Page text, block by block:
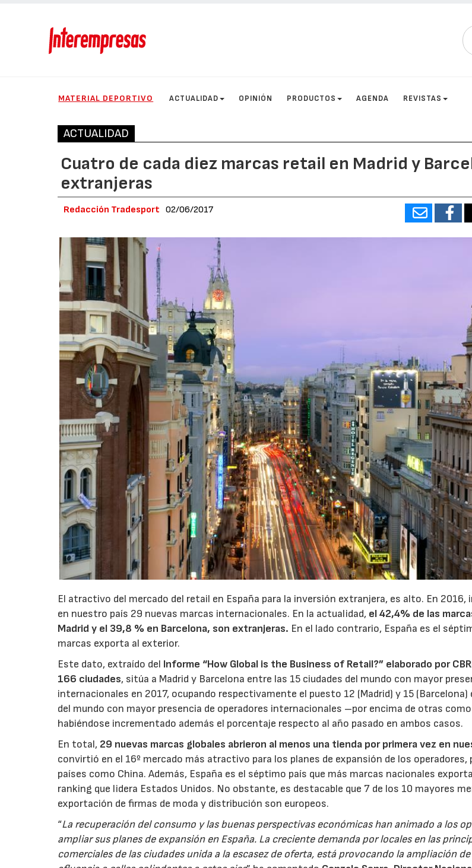
MATERIAL DEPORTIVO ACTUALIDAD OPINIÓN PRODUCTOS AGENDA REVISTAS
ACTUALIDAD
Cuatro de cada diez marcas retail en Madrid y
extranjeras
Redacción Tradesport 02/06/2017
El atractivo del mercado del retail en España para la inversión extranjera, es alto. En 2016,
en nuestro país 29 nuevas marcas internacionales. En la actualidad, el 42,4% de las
Madrid y el 39,8 % en Barcelona, son extranjeras. En el lado contrario, España es el
marcas exporta al exterior.
Este dato, extraído del Informe “How Global is the Business of Retail?” elaborado por
166 ciudades, sitúa a Madrid y Barcelona entre las 15 ciudades del mundo con mayor
internacionales en 2017, ocupando respectivamente el puesto 12 (Madrid) y 15 (Barcelona)
del mundo con mayor presencia de operadores internacionales –por encima de otras como
habiéndose incrementado además el porcentaje respecto al año pasado en ambos casos.
En total, 29 nuevas marcas globales abrieron al menos una tienda por primera vez en
convirtió en el 16º mercado más atractivo para los planes de expansión de los
países como China. Además, España es el séptimo país que más marcas nacionales
ranking que lidera Estados Unidos. No obstante, es destacable que 7 de los 10 mayores
exportación de firmas de moda y distribución son europeos.
“La recuperación del consumo y las buenas perspectivas económicas han animado a los
ampliar sus planes de expansión en España. La creciente demanda por locales en las
comerciales de las ciudades unida a la escasez de oferta, está provocando la ampliación